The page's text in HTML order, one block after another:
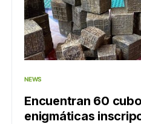
NEWS
Encuentran 60
enigmáticas